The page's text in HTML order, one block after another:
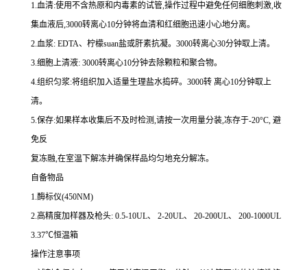
1.血清:使用不含热原和内毒素的试管,操作过程中避免任何细胞刺激,收
集血液后,3000转离心10分钟将血清和红细胞迅速小心地分离。
2.血浆: EDTA、柠檬suan盐或肝素抗凝。 3000转离心30分钟取上清。
3.细胞上清液: 3000转离心10分钟去除颗粒和聚合物。
4.组织匀浆:将组织加入适量生理盐水捣碎。 3000转 离心10分钟取上
清。
5.保存:如果样本收集后不及时检测,请按一次用量分装,冻存于-20°C, 避
免反
复冻融,在室温下解冻并确保样品均匀地充分解冻。
自备物品
1.酶标仪(450NM)
2.高精度加样器及枪头: 0.5-10UL、 2-20UL、 20-200UL、 200-1000UL
3.37℃恒温箱
操作注意事项